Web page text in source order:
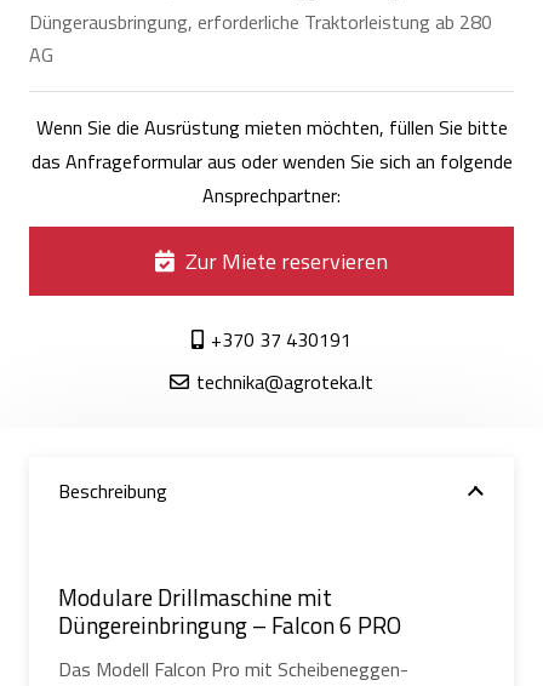
Düngerausbringung, erforderliche Traktorleistung ab 280
AG
Wenn Sie die Ausrüstung mieten möchten, füllen Sie bitte
das Anfrageformular aus oder wenden Sie sich an folgende
Ansprechpartner:
Zur Miete reservieren
+370 37 430191
technika@agroteka.lt
Beschreibung
Modulare Drillmaschine mit
Düngereinbringung – Falcon 6 PRO
Das Modell Falcon Pro mit Scheibeneggen-